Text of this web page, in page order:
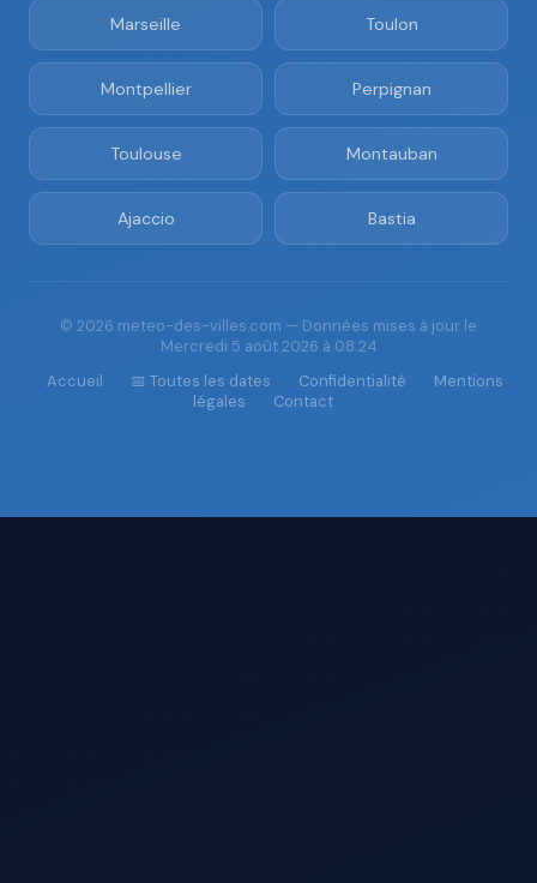
Marseille Toulon
Montpellier Perpignan
Toulouse Montauban
Ajaccio Bastia
© 2026 meteo-des-villes.com — Données mises à jour le
Mercredi 5 août 2026 à 08:24
Accueil
📅 Toutes les dates Confidentialité
Mentions
légales
Contact